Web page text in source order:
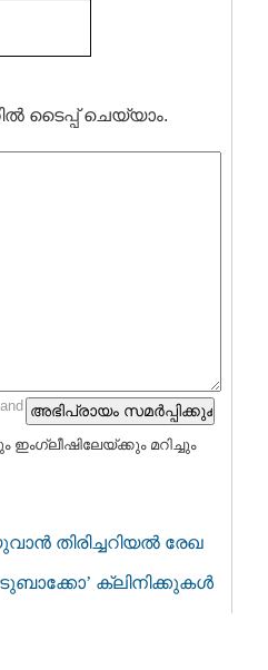
ടൈപ്പ് ചെയ്യാം.
മറിച്ചും
തിരിച്ചറിയല്‍ രേഖ
ക്ലിനിക്കുകള്‍